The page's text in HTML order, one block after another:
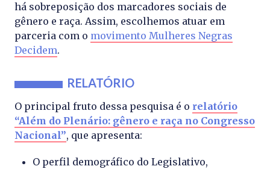
há sobreposição dos marcadores sociais de
gênero e raça. Assim, escolhemos atuar em
parceria com o movimento Mulheres Negras
Decidem.
RELATÓRIO
O principal fruto dessa pesquisa é o relatório
“Além do Plenário: gênero e raça no Congresso
Nacional”, que apresenta:
O perfil demográfico do Legislativo,